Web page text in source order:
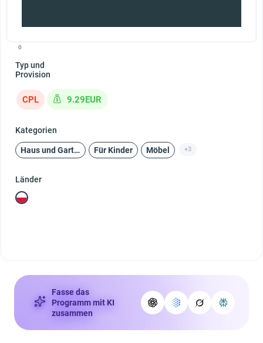
0
Typ und
Provision
CPL 9.29EUR
Kategorien
Haus und Garten Für Kinder Möbel +3
Länder
Fasse das
Programm mit KI
zusammen